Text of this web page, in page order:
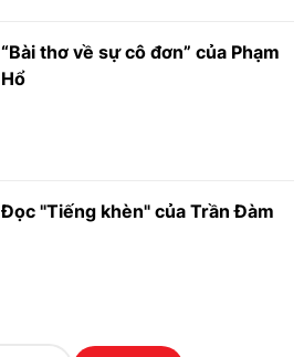
“Bài thơ về sự cô đơn” của Phạm
Hổ
Đọc "Tiếng khèn" của Trần Đàm